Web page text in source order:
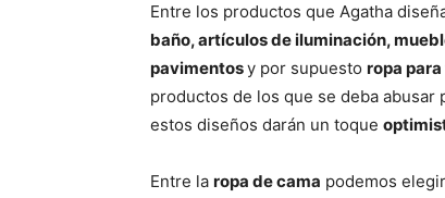
Entre los productos que Agatha
baño, artículos de iluminación,
pavimentosy por supuesto ropa
productos de los que se deba
estos diseños darán un toque
Entre la ropa de cama podemos elegir